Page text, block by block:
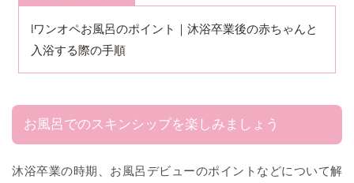
lワンオペお風呂のポイント｜沐浴卒業後の赤ちゃんと
入浴する際の手順
お風呂でのスキンシップを楽しみましょう
沐浴卒業の時期、お風呂デビューのポイントなどについて解